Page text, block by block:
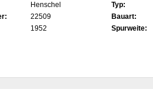
Henschel Typ:
22509 Bauart:
1952 Spurweite: